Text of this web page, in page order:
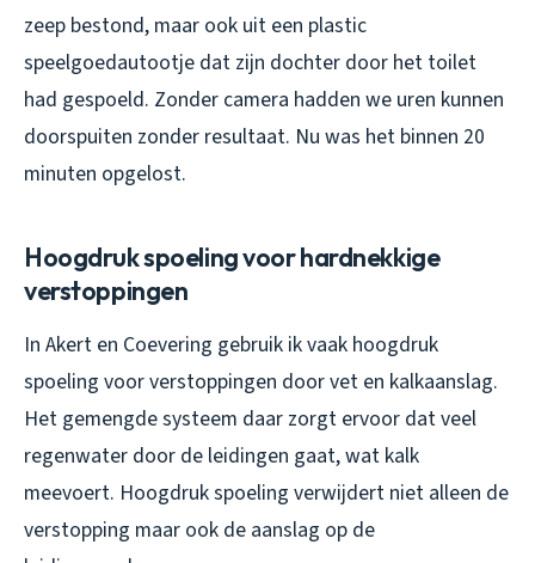
zeep bestond, maar ook uit een plastic
speelgoedautootje dat zijn dochter door het toilet
had gespoeld. Zonder camera hadden we uren kunnen
doorspuiten zonder resultaat. Nu was het binnen 20
minuten opgelost.
Hoogdruk spoeling voor hardnekkige
verstoppingen
In Akert en Coevering gebruik ik vaak hoogdruk
spoeling voor verstoppingen door vet en kalkaanslag.
Het gemengde systeem daar zorgt ervoor dat veel
regenwater door de leidingen gaat, wat kalk
meevoert. Hoogdruk spoeling verwijdert niet alleen de
verstopping maar ook de aanslag op de